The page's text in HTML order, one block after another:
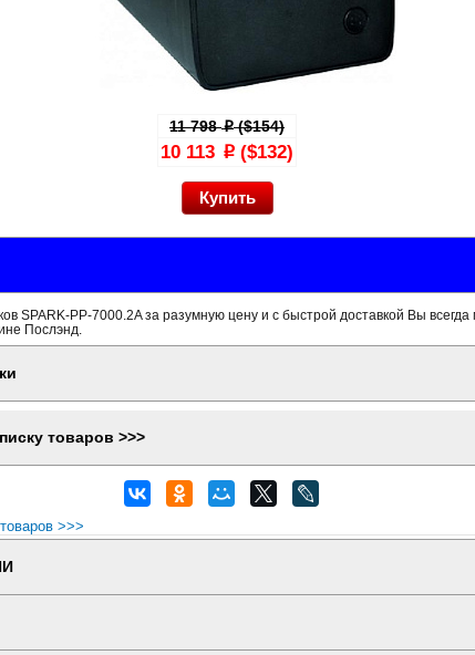
11 798p($154)
10 113 p ($132)
SPARK-PP-7000.2A за разумную цену и с быстрой доставкой Вы всегда
Послэнд.
товаров >>>
>>>